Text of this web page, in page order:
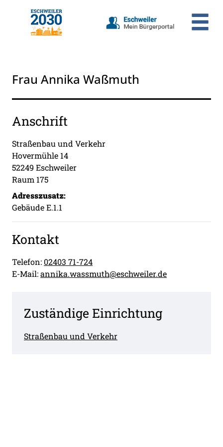
Zum Hauptinhalt springen
Frau Annika Waßmuth
Anschrift
Straßenbau und Verkehr
Hovermühle 14
52249 Eschweiler
Raum 175
Adresszusatz:
Gebäude E.1.1
Kontakt
Telefon: 02403 71-724
E-Mail:annika.wassmuth@eschweiler.de
Zuständige Einrichtung
Straßenbau und Verkehr